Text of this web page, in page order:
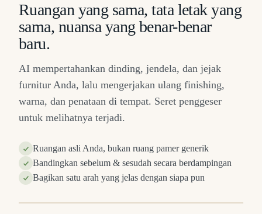
Ruangan yang sama, tata letak yang
sama, nuansa yang benar-benar
baru.
AI mempertahankan dinding, jendela, dan jejak
furnitur Anda, lalu mengerjakan ulang finishing,
warna, dan penataan di tempat. Seret penggeser
untuk melihatnya terjadi.
Ruangan asli Anda, bukan ruang pamer generik
Bandingkan sebelum & sesudah secara berdampingan
Bagikan satu arah yang jelas dengan siapa pun
SEBELUM
⇔